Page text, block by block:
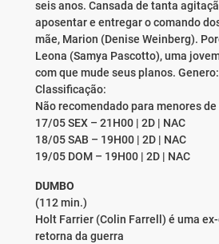
seis anos. Cansada de tanta
aposentar e entregar o comando
mãe, Marion (Denise Weinberg).
Leona (Samya Pascotto), uma
com que mude seus planos.
Classificação:
Não recomendado para menores
17/05 SEX – 21H00 | 2D | NAC
18/05 SAB – 19H00 | 2D | NAC
19/05 DOM – 19H00 | 2D | NAC
DUMBO
(112 min.)
Holt Farrier (Colin Farrell) é uma
retorna da guerra